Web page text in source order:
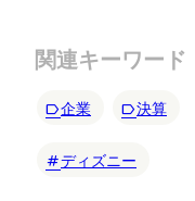
関連キーワード
企業 決算
ディズニー